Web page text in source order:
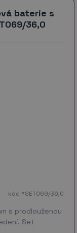
baterie s
36,0
kód *SET069/36,0
s prodlouženou
Set